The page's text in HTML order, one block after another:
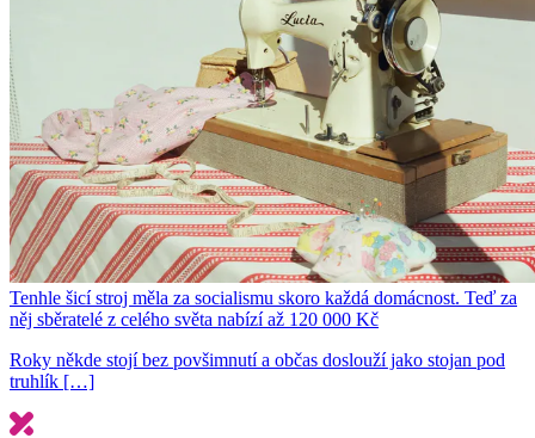
Tenhle šicí stroj měla za socialismu skoro každá domácnost. Teď za
něj sběratelé z celého světa nabízí až 120 000 Kč
Roky někde stojí bez povšimnutí a občas doslouží jako stojan pod
truhlík […]